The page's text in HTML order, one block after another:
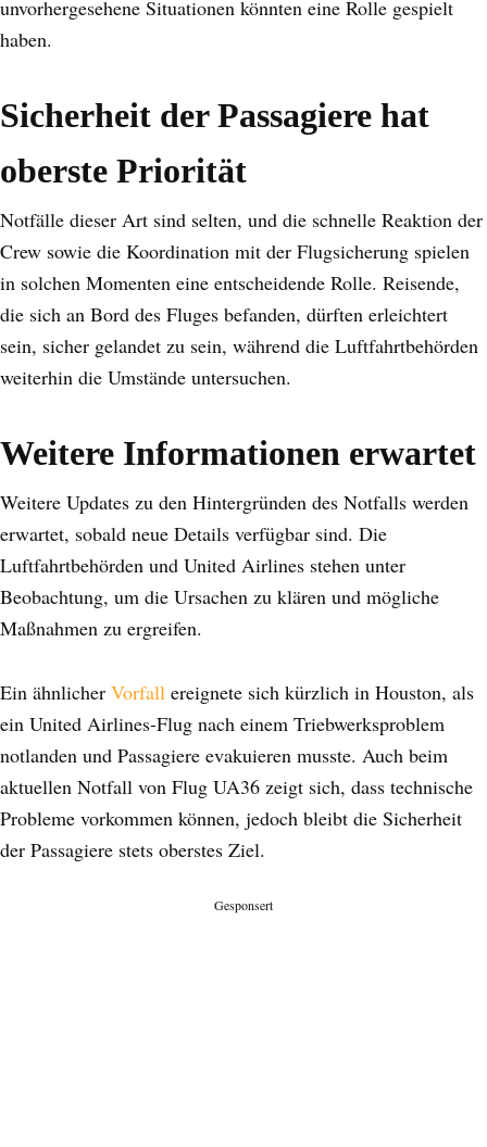
unvorhergesehene Situationen könnten eine Rolle gespielt
haben.
Sicherheit der Passagiere hat
oberste Priorität
Notfälle dieser Art sind selten, und die schnelle Reaktion der
Crew sowie die Koordination mit der Flugsicherung spielen
in solchen Momenten eine entscheidende Rolle. Reisende,
die sich an Bord des Fluges befanden, dürften erleichtert
sein, sicher gelandet zu sein, während die Luftfahrtbehörden
weiterhin die Umstände untersuchen.
Weitere Informationen erwartet
Weitere Updates zu den Hintergründen des Notfalls werden
erwartet, sobald neue Details verfügbar sind. Die
Luftfahrtbehörden und United Airlines stehen unter
Beobachtung, um die Ursachen zu klären und mögliche
Maßnahmen zu ergreifen.
Ein ähnlicher Vorfall ereignete sich kürzlich in Houston, als
ein United Airlines-Flug nach einem Triebwerksproblem
notlanden und Passagiere evakuieren musste. Auch beim
aktuellen Notfall von Flug UA36 zeigt sich, dass technische
Probleme vorkommen können, jedoch bleibt die Sicherheit
der Passagiere stets oberstes Ziel.
Gesponsert